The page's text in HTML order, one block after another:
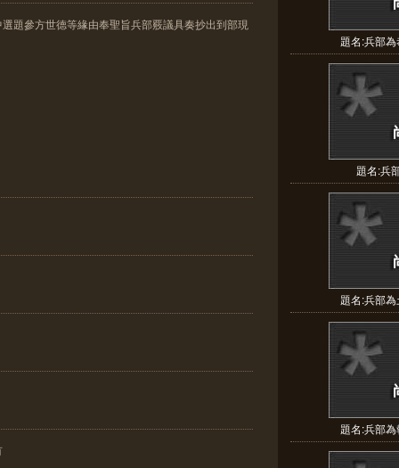
題參方世德等緣由奉聖旨兵部覈議具奏抄出到部現
題名:兵部
題名:兵
題名:兵部
題名:兵部